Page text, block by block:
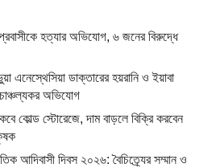
হত্যার অভিযোগ, ৬ জনের বিরুদ্ধে
এনেস্থেসিয়া ডাক্তারের হয়রানি ও ইয়াবা
অভিযোগ
কোল্ড স্টোরেজে, দাম বাড়লে বিক্রি করবেন
আদিবাসী দিবস ২০২৬: বৈচিত্র্যের সম্মান ও